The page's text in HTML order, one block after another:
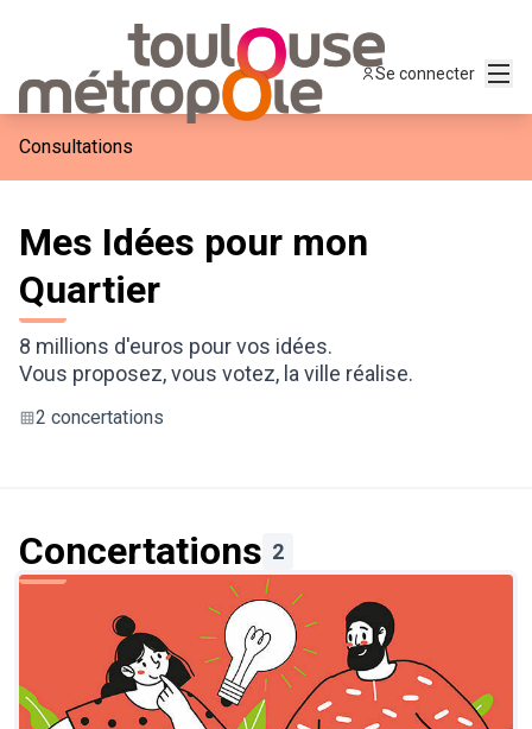
Se connecter
Consultations
Mes Idées pour mon
Quartier
8 millions d'euros pour vos idées.
Vous proposez, vous votez, la ville réalise.
2 concertations
Concertations 2